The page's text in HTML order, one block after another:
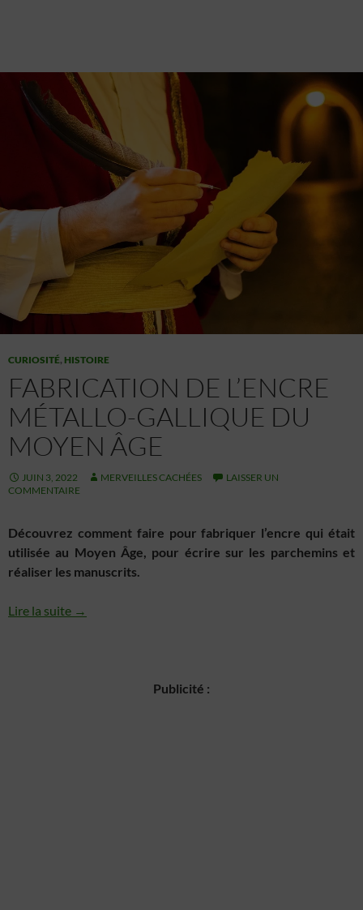
CURIOSITÉ, HISTOIRE
FABRICATION DE L’ENCRE
MÉTALLO-GALLIQUE DU
MOYEN ÂGE
JUIN 3, 2022 MERVEILLES CACHÉES
LAISSER UN
COMMENTAIRE
Découvrez comment faire pour fabriquer l’encre qui était
utilisée au Moyen Âge, pour écrire sur les parchemins et
réaliser les manuscrits.
Lire la suite →
Publicité :